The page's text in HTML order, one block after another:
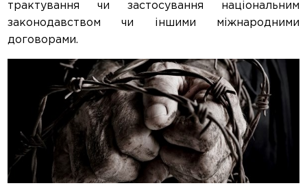
трактування чи застосування національним
законодавством чи іншими міжнародними
договорами.